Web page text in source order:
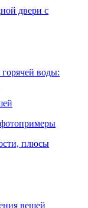
двери с
воды:
плюсы
вещей